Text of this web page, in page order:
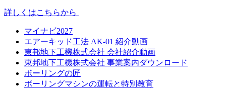
詳しくはこちらから
マイナビ2027
エアーキッド工法 AK-01 紹介動画
東邦地下工機株式会社 会社紹介動画
東邦地下工機株式会社 事業案内ダウンロード
ボーリングの匠
ボーリングマシンの運転と特別教育